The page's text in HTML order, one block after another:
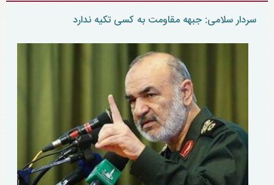
سردار سلامی: جبهه مقاومت به کسی تکیه ندارد